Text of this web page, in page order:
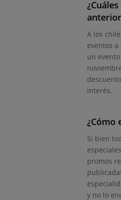
A los
eventos
un
interés.
¿Cómo
Si bien
promos
y no lo